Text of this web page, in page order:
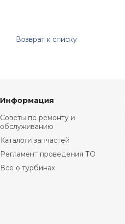
Возврат к списку
Информация
Советы по ремонту и
обслуживанию
Каталоги запчастей
Регламент проведения ТО
Все о турбинах